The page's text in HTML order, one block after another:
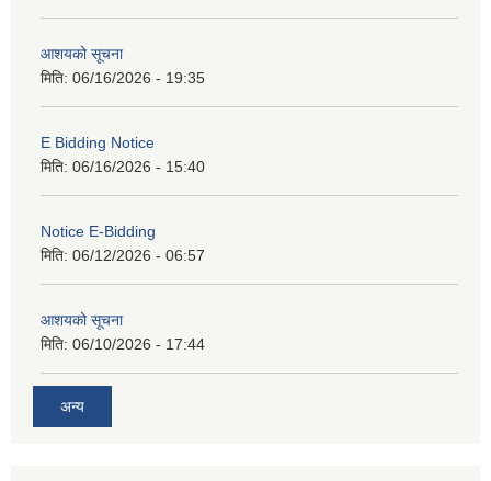
आशयको सूचना
मिति: 06/16/2026 - 19:35
E Bidding Notice
मिति: 06/16/2026 - 15:40
Notice E-Bidding
मिति: 06/12/2026 - 06:57
आशयको सूचना
मिति: 06/10/2026 - 17:44
अन्य